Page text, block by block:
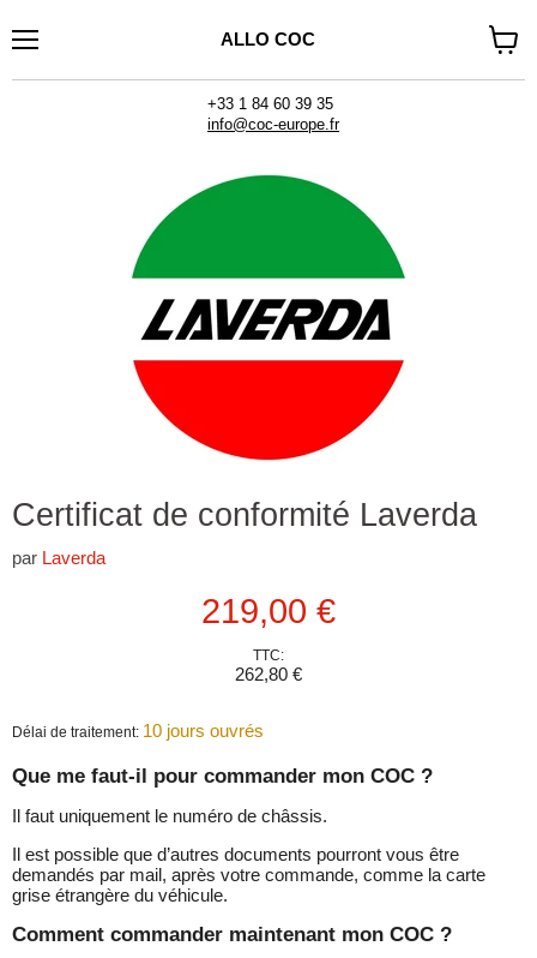
ALLO COC
+33 1 84 60 39 35
info@coc-europe.fr
le
Certificat de conformité Laverda
par Laverda
Prix actuel
219,00 €
TTC:
262,80 €
Délai de traitement: 10 jours ouvrés
Que me faut-il pour commander mon COC ?
Il faut uniquement le numéro de châssis.
Il est possible que d’autres documents pourront vous être
demandés par mail, après votre commande, comme la carte
grise étrangère du véhicule.
Comment commander maintenant mon COC ?